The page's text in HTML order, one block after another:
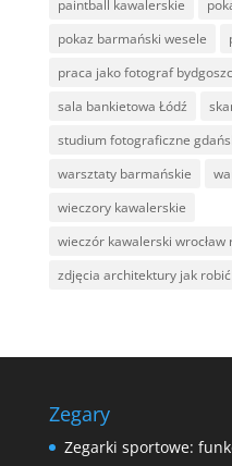
paintball kawalerskie
pokaz barmański wesele
praca jako fotograf
sala bankietowa Łódź
studium fotograficzne
warsztaty barmańskie
wieczory kawalerskie
wieczór kawalerski wrocław
zdjęcia architektury jak robić
Zegary
Zegarki sportowe: